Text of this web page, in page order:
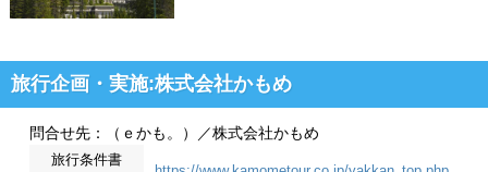
旅行企画・実施:株式会社かもめ
問合せ先：（ｅかも。）／株式会社かもめ
旅行条件書